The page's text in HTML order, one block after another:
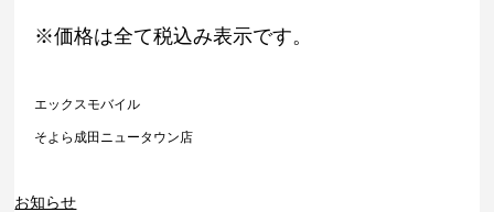
※価格は全て税込み表示です。
エックスモバイル
そよら成田ニュータウン店
お知らせ